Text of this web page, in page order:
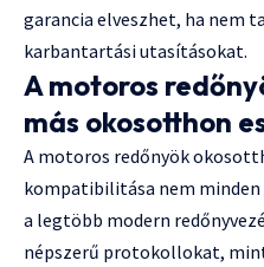
garancia elveszhet, ha nem
karbantartási utasításokat.
A motoros
más okosotthon
A motoros redőnyök
kompatibilitása nem
a legtöbb modern
népszerű protokollokat, mint